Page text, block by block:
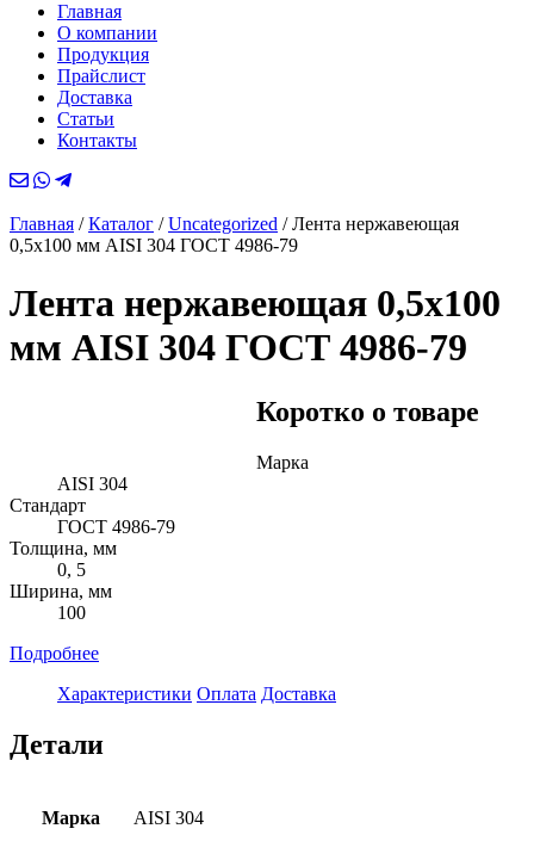
Главная
О компании
Продукция
Прайслист
Доставка
Статьи
Контакты
Главная /Каталог /Uncategorized /Лента нержавеющая
0,5х100 мм AISI 304 ГОСТ 4986-79
Лента нержавеющая 0,5х100
мм AISI 304 ГОСТ 4986-79
Коротко о товаре
Марка
AISI 304
Стандарт
ГОСТ 4986-79
Толщина, мм
0, 5
Ширина, мм
100
Подробнее
Характеристики Оплата Доставка
Детали
Марка AISI 304